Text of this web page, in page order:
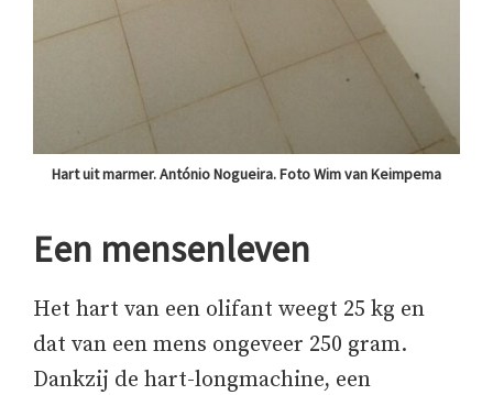
Hart uit marmer. António Nogueira. Foto Wim van Keimpema
Een mensenleven
Het hart van een olifant weegt 25 kg en
dat van een mens ongeveer 250 gram.
Dankzij de hart-longmachine, een